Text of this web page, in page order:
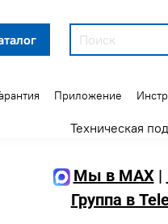
Приложение
Техническая
Мы в MAX|
Группа в